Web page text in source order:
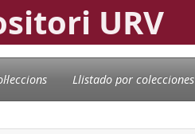
URV
Llistado por colecciones